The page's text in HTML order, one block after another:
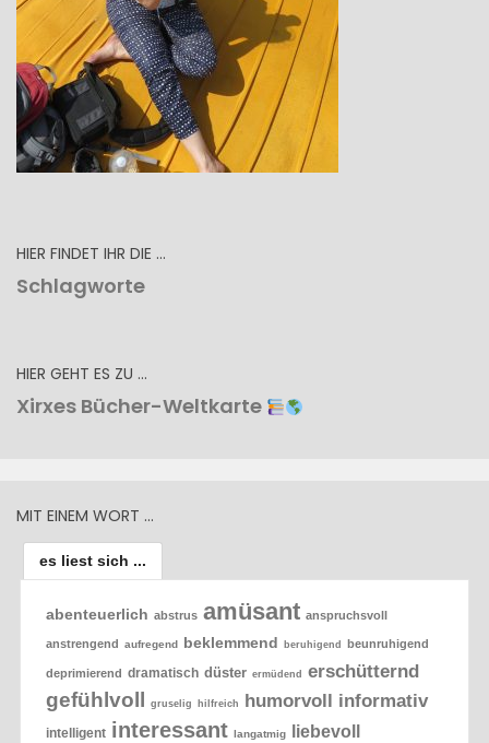
HIER FINDET IHR DIE …
Schlagworte
HIER GEHT ES ZU …
Xirxes Bücher-Weltkarte
MIT EINEM WORT …
es liest sich ...
abenteuerlich abstrus amüsant anspruchsvoll
anstrengend aufregend beklemmend beruhigend beunruhigend
deprimierend dramatisch düster ermüdend erschütternd
gefühlvoll gruselig hilfreich humorvoll informativ
intelligent interessant langatmig liebevoll